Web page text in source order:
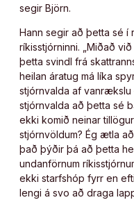
segir Björn.
Hann segir að þetta sé í
ríkisstjórninni. „Miðað
þetta svindl frá
heilan áratug má líka
stjórnvalda af
stjórnvalda að þetta sé
ekki komið neinar
stjórnvöldum? Ég ætla
það þýðir þá að þetta
undanförnum
ekki starfshóp fyrr en
lengi á svo að draga